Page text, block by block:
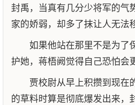
封禹，当真有几分少将军的气
家的娇弱，却多了抹让人无法
如果他站在那里不是为了
护她，蒋梧阙觉得自己恐怕会
贾校尉从早上积攒到现在
的草料时算是彻底爆发出来，